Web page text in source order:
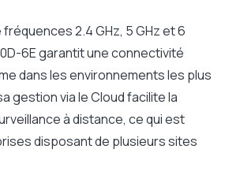
2.4 GHz, 5 GHz et 6
6E garantit une connectivité
dans les environnements les plus
gestion via le Cloud facilite la
à distance, ce qui est
disposant de plusieurs sites